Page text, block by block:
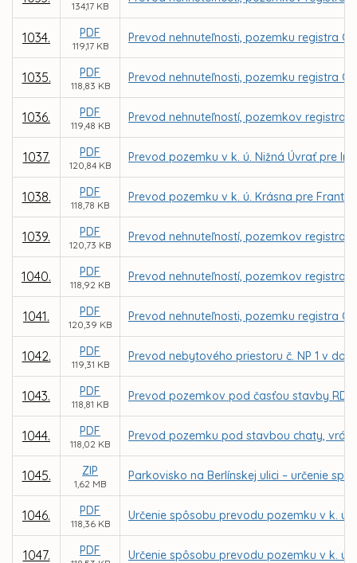
134,17 KB
1034. PDF
119,17 KB
Prevod nehnuteľnosti, pozemku registra C
1035. PDF
118,83 KB
Prevod nehnuteľnosti, pozemku registra
1036. PDF
119,48 KB
Prevod nehnuteľností, pozemkov registra
1037. PDF
120,84 KB
Prevod pozemku v k. ú. Nižná Úvrať pre
1038. PDF
118,78 KB
Prevod pozemku v k. ú. Krásna pre
1039. PDF
120,73 KB
Prevod nehnuteľností, pozemkov registra
1040. PDF
118,92 KB
Prevod nehnuteľností, pozemkov registra
1041. PDF
120,39 KB
Prevod nehnuteľnosti, pozemku registra
1042. PDF
119,31 KB
Prevod nebytového priestoru č. NP 1 v
1043. PDF
118,81 KB
Prevod pozemkov pod časťou stavby RD
1044. PDF
118,02 KB
Prevod pozemku pod stavbou chaty,
1045. ZIP
1,62 MB
Parkovisko na Berlínskej ulici – určenie
1046. PDF
118,36 KB
Určenie spôsobu prevodu pozemku v k. ú.
1047. PDF Určenie spôsobu prevodu pozemku v k.